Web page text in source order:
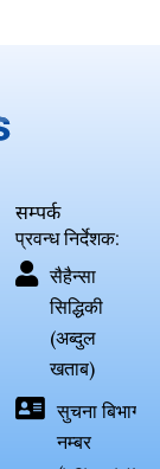
सम्पर्क
प्रवन्ध निर्देशक:
सैहैन्सा
सिद्धिकी
(अब्दुल
खताब)
सुचना बिभाग
नम्बर